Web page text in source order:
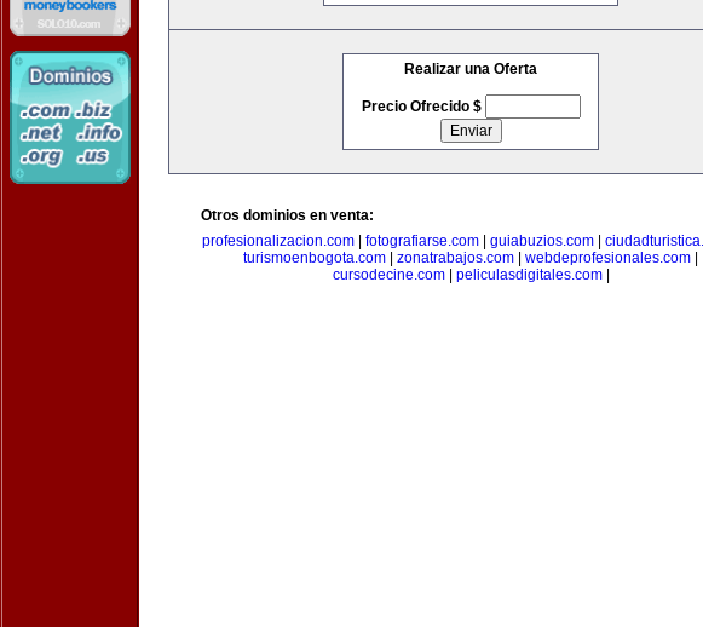
Realizar una Oferta
Precio Ofrecido $
Otros dominios en venta:
profesionalizacion.com
fotografiarse.com guiabuzios.com
turismoenbogota.com
zonatrabajos.com webdeprofesionales.com
cursodecine.com| peliculasdigitales.com|